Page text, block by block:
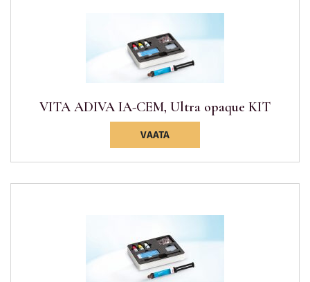
VITA ADIVA IA-CEM, Ultra opaque KIT
VAATA